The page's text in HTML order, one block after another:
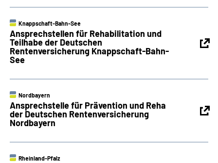
Knappschaft-Bahn-See
Ansprechstellen für Rehabilitation und
Teilhabe der Deutschen
Rentenversicherung Knappschaft-Bahn-
See
Nordbayern
Ansprechstelle für Prävention und Reha
der Deutschen Rentenversicherung
Nordbayern
Rheinland-Pfalz